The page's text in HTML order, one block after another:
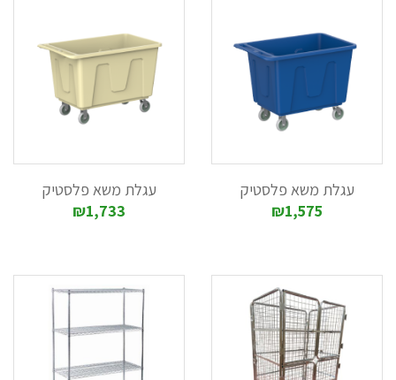
עגלת משא פלסטיק
₪1,575
עגלת משא פלסטיק
₪1,733